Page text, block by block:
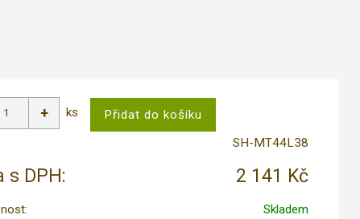
ks
SH-MT44L38
s DPH: 2 141 Kč
Skladem